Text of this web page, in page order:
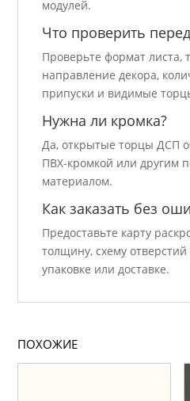
модулей.
Что проверить
Проверьте формат листа,
направление декора,
припуски и видимые
Нужна ли кромка?
Да, открытые торцы ДСП
ПВХ-кромкой или другим
материалом.
Как заказать без
Предоставьте карту
толщину, схему
упаковке или доставке.
ПОХОЖИЕ